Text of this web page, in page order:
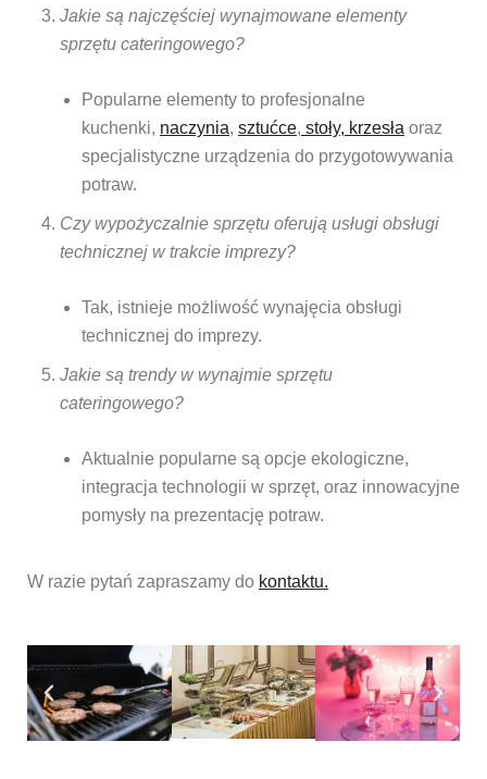
Jakie są najczęściej wynajmowane elementy
sprzętu cateringowego?
Popularne elementy to profesjonalne
kuchenki, naczynia, sztućce, stoły, krzesła oraz
specjalistyczne urządzenia do przygotowywania
potraw.
Czy wypożyczalnie sprzętu oferują usługi obsługi
technicznej w trakcie imprezy?
Tak, istnieje możliwość wynajęcia obsługi
technicznej do imprezy.
Jakie są trendy w wynajmie sprzętu
cateringowego?
Aktualnie popularne są opcje ekologiczne,
integracja technologii w sprzęt, oraz innowacyjne
pomysły na prezentację potraw.
W razie pytań zapraszamy do kontaktu.